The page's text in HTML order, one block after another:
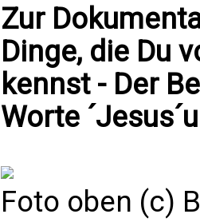
Zur
Dinge, die Du
kennst - Der
Worte
Foto oben (c)